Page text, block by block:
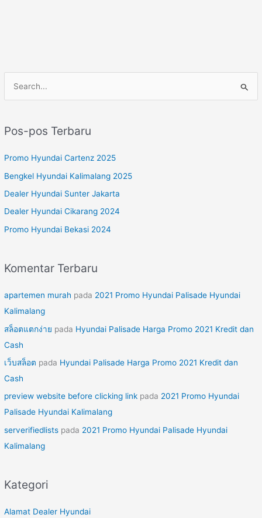
i
u
k
:
Pos-pos Terbaru
Promo Hyundai Cartenz 2025
Bengkel Hyundai Kalimalang 2025
Dealer Hyundai Sunter Jakarta
Dealer Hyundai Cikarang 2024
Promo Hyundai Bekasi 2024
Komentar Terbaru
apartemen murah pada 2021 Promo Hyundai Palisade Hyundai
Kalimalang
สล็อตแตกง่าย pada Hyundai Palisade Harga Promo 2021 Kredit dan
Cash
เว็บสล็อต pada Hyundai Palisade Harga Promo 2021 Kredit dan
Cash
preview website before clicking link pada 2021 Promo Hyundai
Palisade Hyundai Kalimalang
serverifiedlists pada 2021 Promo Hyundai Palisade Hyundai
Kalimalang
Kategori
Alamat Dealer Hyundai